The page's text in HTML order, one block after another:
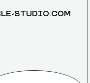
STUDIO.COM